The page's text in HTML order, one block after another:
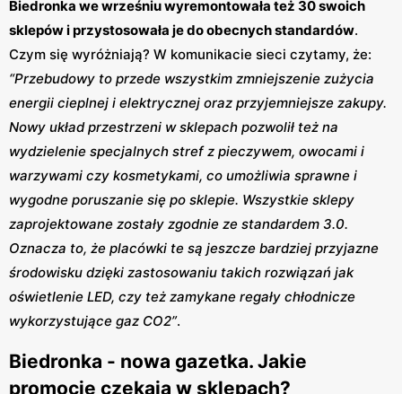
Biedronka we wrześniu wyremontowała też 30 swoich
sklepów i przystosowała je do obecnych standardów.
Czym się wyróżniają? W komunikacie sieci czytamy, że:
“Przebudowy to przede wszystkim zmniejszenie zużycia
energii cieplnej i elektrycznej oraz przyjemniejsze zakupy.
Nowy układ przestrzeni w sklepach pozwolił też na
wydzielenie specjalnych stref z pieczywem, owocami i
warzywami czy kosmetykami, co umożliwia sprawne i
wygodne poruszanie się po sklepie. Wszystkie sklepy
zaprojektowane zostały zgodnie ze standardem 3.0.
Oznacza to, że placówki te są jeszcze bardziej przyjazne
środowisku dzięki zastosowaniu takich rozwiązań jak
oświetlenie LED, czy też zamykane regały chłodnicze
wykorzystujące gaz CO2”.
Biedronka - nowa gazetka. Jakie
promocje czekają w sklepach?